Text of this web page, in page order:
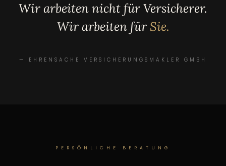
Wir arbeiten nicht für Versicherer.
Wir arbeiten für Sie.
EHRENSACHE VERSICHERUNGSMAKLER GMBH
PERSÖNLICHE BERATUNG